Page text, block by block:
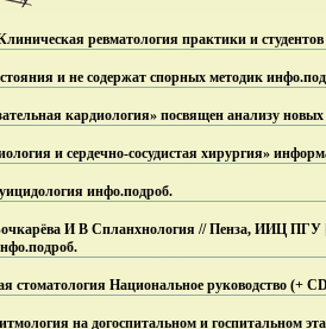
ревматология практики и
и не содержат спорных методик инфо.
кардиология» посвящен анализу
и сердечно-сосудистая хирургия»
инфо.подроб.
И В Спланхнология // Пенза, ИИЦ ПГУ
подроб.
стоматология Национальное руководство (+
на догоспитальном и госпитальном